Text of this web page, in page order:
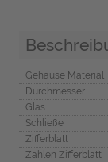
Gehäuse Material
Durchmesser
Glas
Schließe
Zifferblatt
Zahlen Zifferblatt